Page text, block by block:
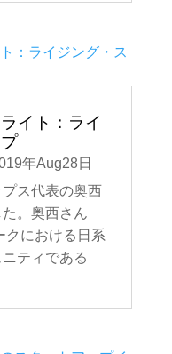
イト：ライ
年Aug28日
ス代表の奥西
。奥西さん
クにおける日系
ティである